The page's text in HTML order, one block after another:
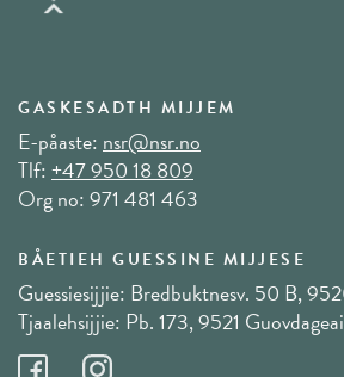
GASKESADTH MIJJEM
E-påaste: nsr@nsr.no
Tlf:+47 950 18 809
Org no: 971 481 463
BÅETIEH GUESSINE MIJJESE
Guessiesijjie: Bredbuktnesv. 50 B,
Tjaalehsijjie: Pb. 173, 9521